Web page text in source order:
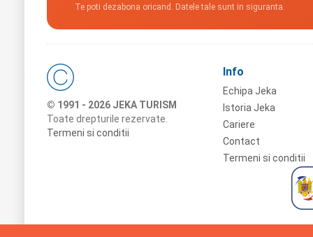
Te poti dezabona oricand. Datele tale sunt in siguranta.
© 1991 - 2026 JEKA TURISM
Toate drepturile rezervate.
Termeni si conditii
Info
Echipa Jeka
Istoria Jeka
Cariere
Contact
Termeni si conditii